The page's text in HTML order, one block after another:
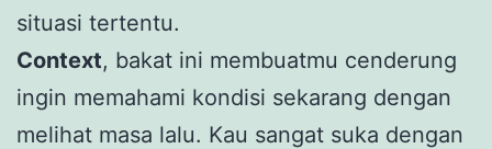
situasi tertentu.
Context, bakat ini membuatmu cenderung
ingin memahami kondisi sekarang dengan
melihat masa lalu. Kau sangat suka dengan